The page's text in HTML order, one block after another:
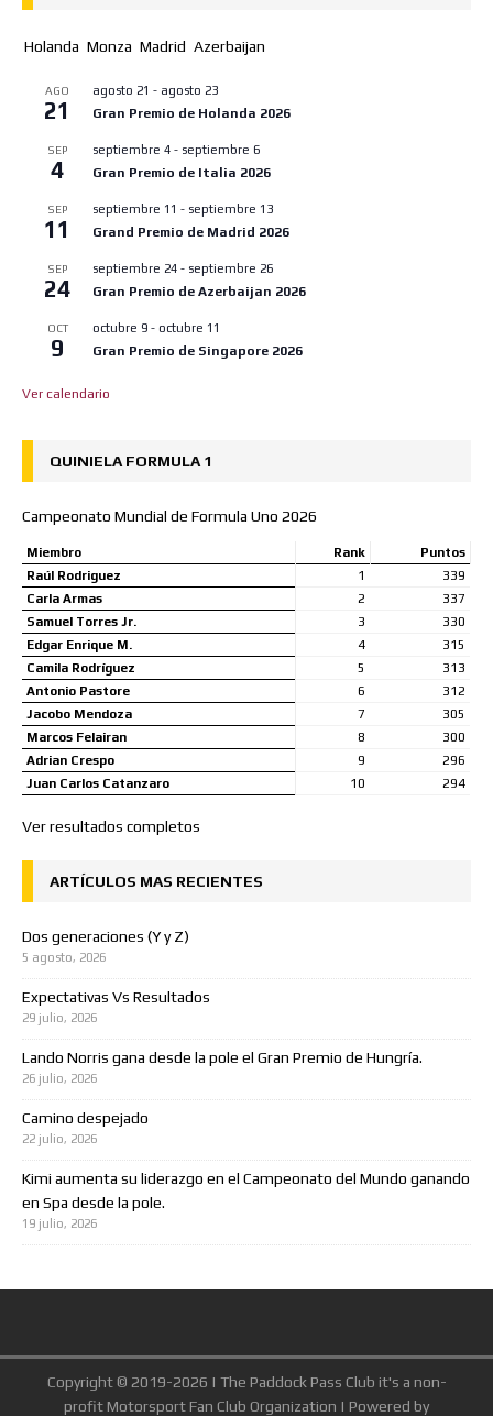
Holanda Monza Madrid Azerbaijan
AGO
21
agosto 21 - agosto 23
Gran Premio de Holanda 2026
SEP
4
septiembre 4 - septiembre 6
Gran Premio de Italia 2026
SEP
11
septiembre 11 - septiembre 13
Grand Premio de Madrid 2026
SEP
24
septiembre 24 - septiembre 26
Gran Premio de Azerbaijan 2026
OCT
9
octubre 9 - octubre 11
Gran Premio de Singapore 2026
Ver calendario
QUINIELA FORMULA 1
Campeonato Mundial de Formula Uno 2026
Miembro Rank
Puntos
Raúl Rodriguez
1
339
Carla Armas
2
337
Samuel Torres Jr.
3
330
Edgar Enrique M.
4
315
Camila Rodríguez
5
313
Antonio Pastore
6
312
Jacobo Mendoza
7
305
Marcos Felairan
8
300
Adrian Crespo
9
296
Juan Carlos Catanzaro
10 294
Ver resultados completos
ARTÍCULOS MAS RECIENTES
Dos generaciones (Y y Z)
5 agosto, 2026
Expectativas Vs Resultados
29 julio, 2026
Lando Norris gana desde la pole el Gran Premio de Hungría.
26 julio, 2026
Camino despejado
22 julio, 2026
Kimi aumenta su liderazgo en el Campeonato del Mundo ganando
en Spa desde la pole.
19 julio, 2026
Copyright © 2019-2026 | The Paddock Pass Club it's a non-
profit Motorsport Fan Club Organization | Powered by